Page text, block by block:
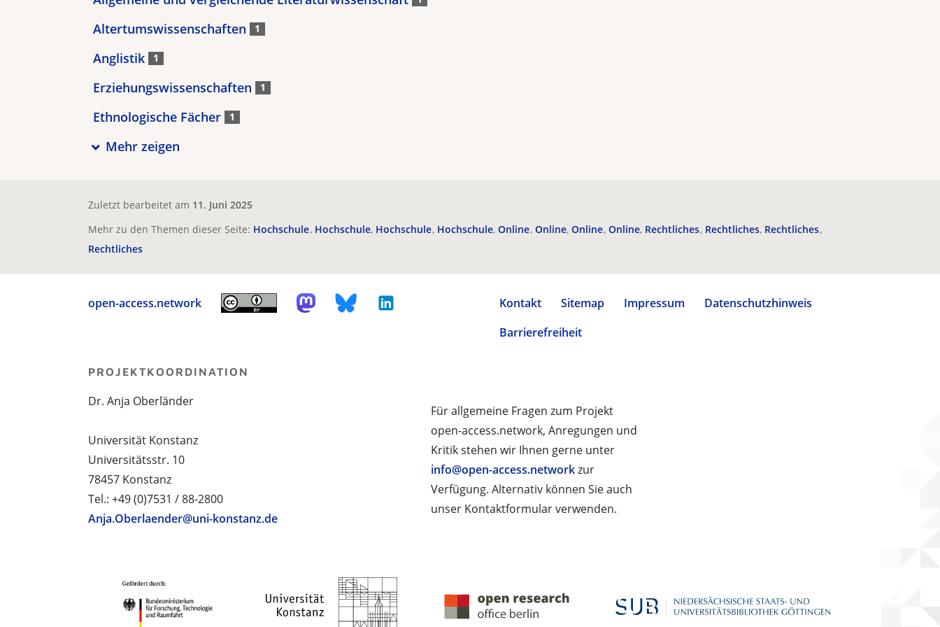
Altertumswissenschaften 1
Anglistik 1
Erziehungswissenschaften 1
Ethnologische Fächer 1
Mehr zeigen
Zuletzt bearbeitet am 11. Juni 2025
Mehr zu den Themen dieser Seite: Hochschule Hochschule Hochschule Hochschule Online Online Online Online Rechtliches Rechtliches Rechtliches
Rechtliches
open-access.network Kontakt Sitemap Impressum
Datenschutzhinweis
Barrierefreiheit
Für allgemeine Fragen zum Projekt
open-access.network, Anregungen und
Kritik stehen wir Ihnen gerne unter
info@open-access.networkzur
Verfügung. Alternativ können Sie auch
unser Kontaktformular verwenden.
PROJEKTKOORDINATION
Dr. Anja Oberländer
Universität Konstanz
Universitätsstr. 10
78457 Konstanz
Tel.: +49 (0)7531 / 88-2800
Anja.Oberlaender@uni-konstanz.de